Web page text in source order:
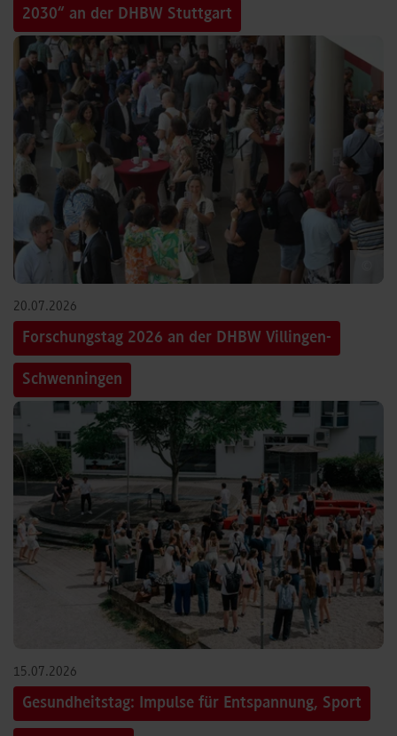
2030“ an der DHBW Stuttgart
20.07.2026
Forschungstag 2026 an der DHBW Villingen-
Schwenningen
15.07.2026
Gesundheitstag: Impulse für Entspannung, Sport